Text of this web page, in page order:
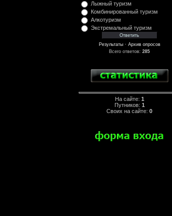
Лыжный туризм
Комбинированный туризм
Алкотуризм
Экстремальный туризм
Результаты· Архив опросов
Всего ответов: 285
На сайте: 1
Путников: 1
Своих на сайте: 0